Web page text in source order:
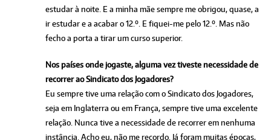
estudar à noite. E a minha mãe sempre me obrigou, quase, a
ir estudar e a acabar o 12.º. E fiquei-me pelo 12.º. Mas não
fecho a porta a tirar um curso superior.
Nos países onde jogaste, alguma vez tiveste necessidade de
recorrer ao Sindicato dos Jogadores?
Eu sempre tive uma relação com o Sindicato dos Jogadores,
seja em Inglaterra ou em França, sempre tive uma excelente
relação. Nunca tive a necessidade de recorrer em nenhuma
instância. Acho eu, não me recordo. Já foram muitas épocas,